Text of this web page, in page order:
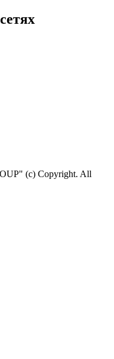
(c) Copyright. All